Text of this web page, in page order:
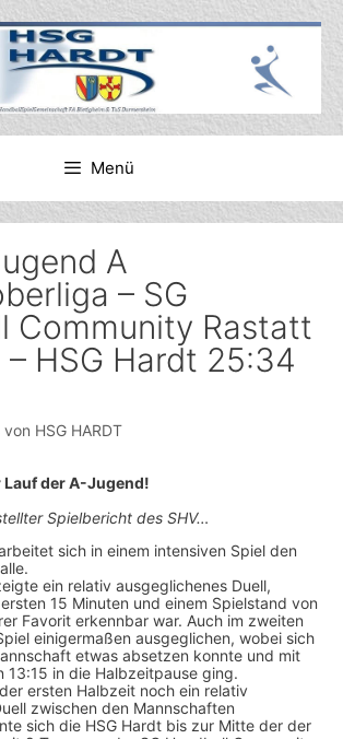
Menü
A
– SG
Community Rastatt
HSG Hardt 25:34
von HSG HARDT
der A-Jugend!
Spielbericht des SHV…
sich in einem intensiven Spiel den
ein relativ ausgeglichenes Duell,
15 Minuten und einem Spielstand von
Favorit erkennbar war. Auch im zweiten
einigermaßen ausgeglichen, wobei sich
etwas absetzen konnte und mit
13:15 in die Halbzeitpause ging.
ersten Halbzeit noch ein relativ
zwischen den Mannschaften
sich die HSG Hardt bis zur Mitte der der